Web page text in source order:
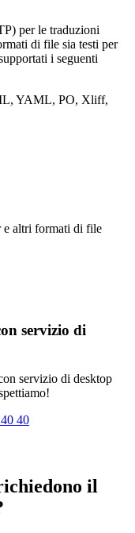
per le traduzioni
di file sia testi per
i seguenti
YAML, PO, Xliff,
e altri formati di file
servizio di
servizio di desktop
40
il